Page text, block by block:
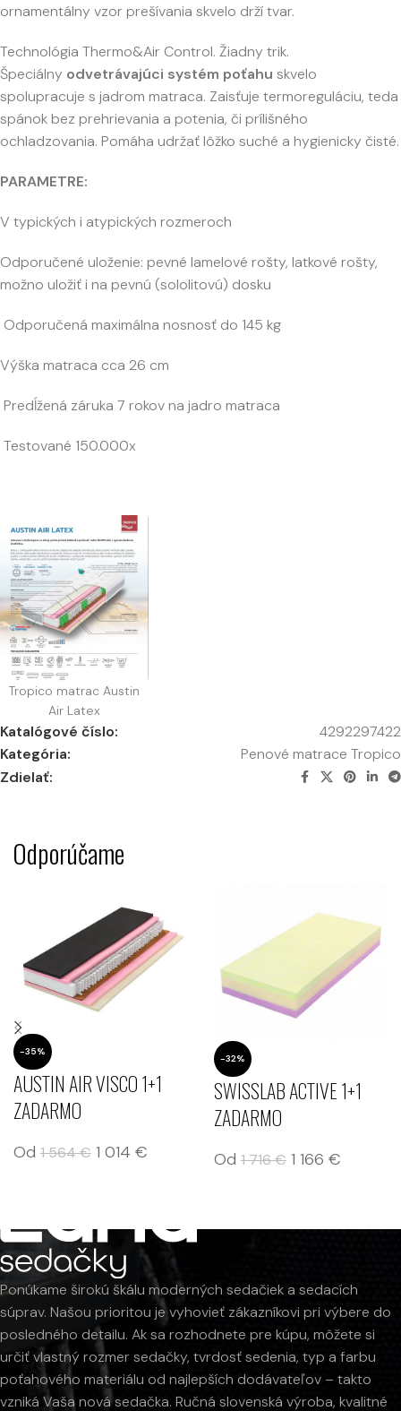
ornamentálny vzor prešívania skvelo drží tvar.
Technológia Thermo&Air Control. Žiadny trik.
Špeciálny odvetrávajúci systém poťahu skvelo
spolupracuje s jadrom matraca. Zaisťuje termoreguláciu, teda
spánok bez prehrievania a potenia, či prílišného
ochladzovania. Pomáha udržať lôžko suché a hygienicky čisté.
PARAMETRE:
V typických i atypických rozmeroch
Odporučené uloženie: pevné lamelové rošty, latkové rošty,
možno uložiť i na pevnú (sololitovú) dosku
Odporučená maximálna nosnosť do 145 kg
Výška matraca cca 26 cm
Predĺžená záruka 7 rokov na jadro matraca
Testované 150.000x
Tropico matrac Austin
Air Latex
Katalógové číslo:
4292297422
Kategória:
Penové matrace Tropico
Zdielať:
Odporúčame
-35%
AUSTIN AIR VISCO 1+1
ZADARMO
Od 1 564€ 1 014 €
-32%
SWISSLAB ACTIVE 1+1
ZADARMO
Od 1 716€ 1 166 €
Ponúkame širokú škálu moderných sedačiek a sedacích
súprav. Našou prioritou je vyhovieť zákazníkovi pri výbere do
posledného detailu. Ak sa rozhodnete pre kúpu, môžete si
určiť vlastný rozmer sedačky, tvrdosť sedenia, typ a farbu
poťahového materiálu od najlepších dodávateľov – takto
vzniká Vaša nová sedačka. Ručná slovenská výroba, kvalitné